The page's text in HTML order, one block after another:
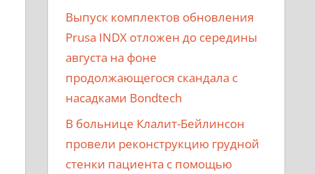
Выпуск комплектов обновления
Prusa INDX отложен до середины
августа на фоне
продолжающегося скандала с
насадками Bondtech
В больнице Клалит-Бейлинсон
провели реконструкцию грудной
стенки пациента с помощью